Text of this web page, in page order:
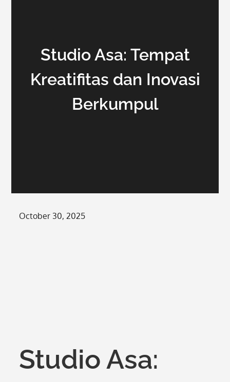
Studio Asa: Tempat
Kreatifitas dan Inovasi
Berkumpul
Posted
October 30, 2025
Studio Asa: